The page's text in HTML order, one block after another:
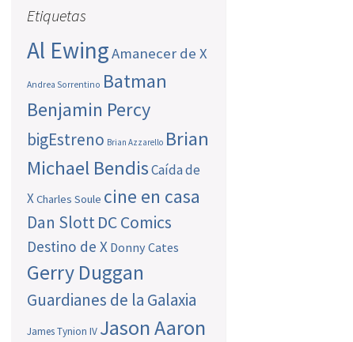
Etiquetas
Al EwingAmanecer de X
Andrea Sorrentino Batman
Benjamin Percy
bigEstreno Brian Azzarello Brian
Michael BendisCaída de
XCharles Soule cine en casa
Dan SlottDC Comics
Destino de X Donny Cates
Gerry Duggan
Guardianes de la Galaxia
James Tynion IV Jason Aaron